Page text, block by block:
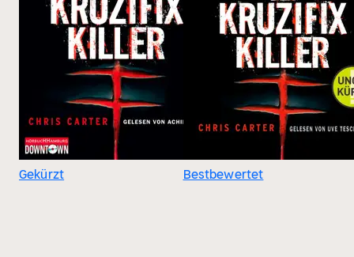
könnte sein Todesurteil sein.Über die Serie:In der Hunter-
und-Garcia-Reihe von Chris Carter steht der Polizeiprofiler
Robert Hunter im Mittelpunkt. Zusammen mit seinem Partner
Carlos Garcia jagt er in L.A. nur die brutalsten und
gefährlichsten Serienkiller. Definitiv keine Hörbuchreihe für
Zartbesaitete!
Gekürzt Bestbewertet